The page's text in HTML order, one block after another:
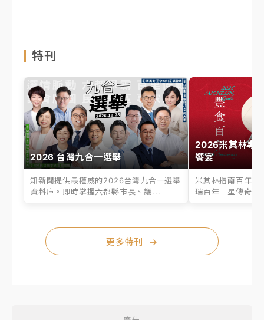
特刊
2026 台灣九合一選舉
知新聞提供最權威的2026台灣九合一選舉
資料庫。即時掌握六都縣市長、議...
2026米其林專
饗宴
米其林指南百年之
瑞百年三星傳奇、
更多特刊 →